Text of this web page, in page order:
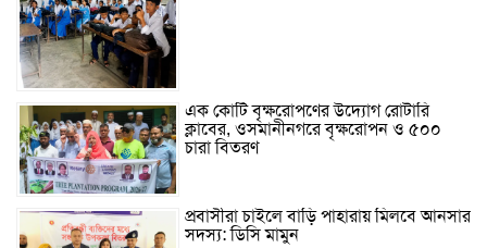
এক কোটি বৃক্ষরোপণের উদ্যোগ রোটারি
ক্লাবের, ওসমানীনগরে বৃক্ষরোপন ও ৫০০
চারা বিতরণ
প্রবাসীরা চাইলে বাড়ি পাহারায় মিলবে আনসার
সদস্য: ডিসি মামুন